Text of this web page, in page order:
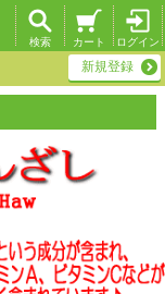
ログイン
カート
検索
新規登録